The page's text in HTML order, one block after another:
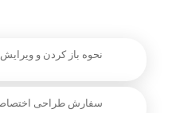
نحوه باز کردن و ویرایش
سفارش طراحی